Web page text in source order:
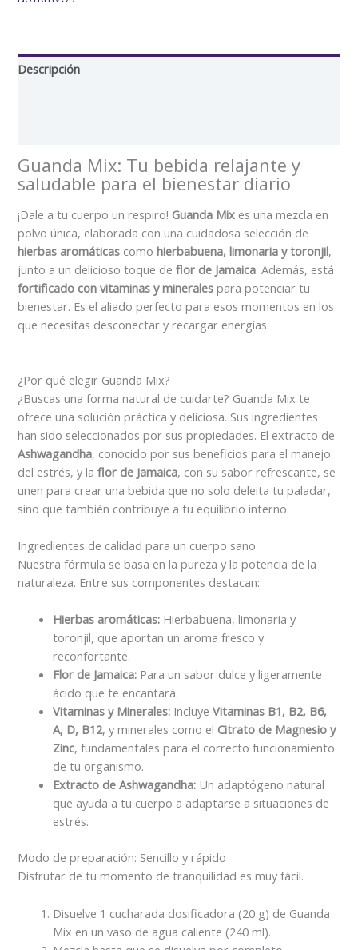
Descripción
Guanda Mix: Tu bebida relajante y
saludable para el bienestar diario
¡Dale a tu cuerpo un respiro! Guanda Mix es una mezcla en
polvo única, elaborada con una cuidadosa selección de
hierbas aromáticas comohierbabuena, limonaria y toronjil,
junto a un delicioso toque deflor de Jamaica. Además, está
fortificado con vitaminas y minerales para potenciar tu
bienestar. Es el aliado perfecto para esos momentos en los
que necesitas desconectar y recargar energías.
¿Por qué elegir Guanda Mix?
¿Buscas una forma natural de cuidarte? Guanda Mix te
ofrece una solución práctica y deliciosa. Sus ingredientes
han sido seleccionados por sus propiedades. El extracto de
Ashwagandha, conocido por sus beneficios para el manejo
del estrés, y laflor de Jamaica, con su sabor refrescante, se
unen para crear una bebida que no solo deleita tu paladar,
sino que también contribuye a tu equilibrio interno.
Ingredientes de calidad para un cuerpo sano
Nuestra fórmula se basa en la pureza y la potencia de la
naturaleza. Entre sus componentes destacan:
Hierbas aromáticas: Hierbabuena, limonaria y
toronjil, que aportan un aroma fresco y
reconfortante.
Flor de Jamaica: Para un sabor dulce y ligeramente
ácido que te encantará.
Vitaminas y Minerales: IncluyeVitaminas B1, B2, B6,
A, D, B12, y minerales como el Citrato de Magnesio y
Zinc, fundamentales para el correcto funcionamiento
de tu organismo.
Extracto de Ashwagandha: Un adaptógeno natural
que ayuda a tu cuerpo a adaptarse a situaciones de
estrés.
Modo de preparación: Sencillo y rápido
Disfrutar de tu momento de tranquilidad es muy fácil.
Disuelve 1 cucharada dosificadora (20 g) de Guanda
Mix en un vaso de agua caliente (240 ml).